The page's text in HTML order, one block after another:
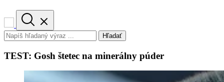
Hľadať
TEST: Gosh štetec na minerálny púder